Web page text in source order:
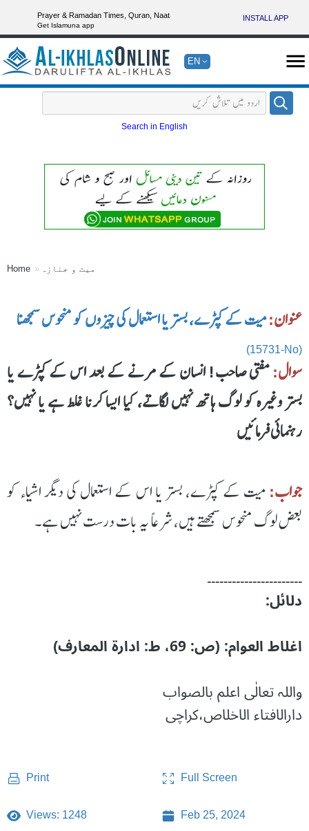
Prayer & Ramadan Times, Quran, Naat
Get Islamuna app
INSTALL APP
EN
Search in English
Home میت و جنازہ
عنوان:میت کے کپڑے، بستر یا استعمال کی چیزوں کو منحوس سمجھنا
(15731-No)
سوال:مفتی صاحب! انسان کے مرنے کے بعد اس کے کپڑے یا
بستر وغیرہ کو لوگ ہاتھ نہیں لگاتے، کیا ایسا کرنا غلط ہے یا نہیں؟
رہنمائی فرمائیں
جواب:میت کے کپڑے، بستر یا اس کے استعمال کی دیگر اشیاء کو
بعض لوگ منحوس سمجھتے ہیں، شرعاً یہ بات درست نہیں ہے۔
۔۔۔۔۔۔۔۔۔۔۔۔۔۔۔۔۔۔۔۔۔۔۔
دلائل:
اغلاط العوام: (ص: 69، ط: ادارة المعارف)
واللہ تعالٰی اعلم بالصواب
دارالافتاء الاخلاص،کراچی
Print Full Screen
Views: 1248 Feb 25, 2024